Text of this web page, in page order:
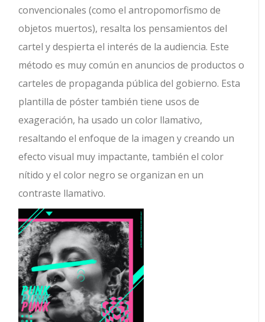
convencionales (como el antropomorfismo de
objetos muertos), resalta los pensamientos del
cartel y despierta el interés de la audiencia. Este
método es muy común en anuncios de productos o
carteles de propaganda pública del gobierno. Esta
plantilla de póster también tiene usos de
exageración, ha usado un color llamativo,
resaltando el enfoque de la imagen y creando un
efecto visual muy impactante, también el color
nítido y el color negro se organizan en un
contraste llamativo.